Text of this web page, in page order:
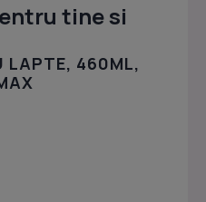
tine si
LAPTE, 460ML,